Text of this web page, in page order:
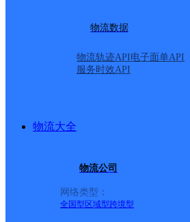
物流数据
物流轨迹API电子面单API
服务时效API
物流大全
物流公司
网络类型：
全国型 区域型跨境型
派送范围:*:潇
路双号2号-
北里,必利达
安大厦 D:电
以下,电子城,
号128以下,大